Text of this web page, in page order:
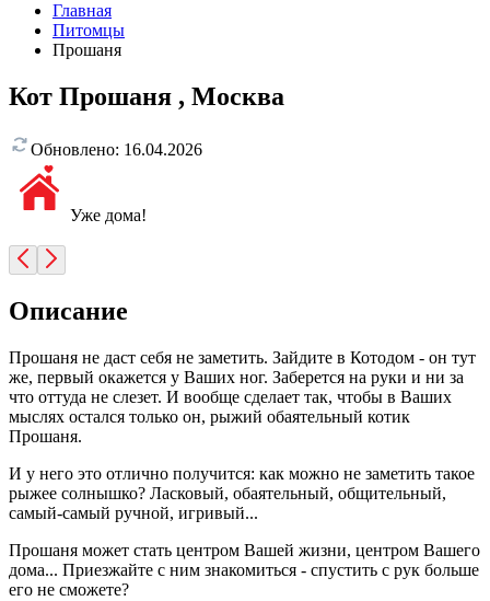
Главная
Питомцы
Прошаня
Кот Прошаня , Москва
Обновлено: 16.04.2026
Уже дома!
Описание
Прошаня не даст себя не заметить. Зайдите в Котодом - он тут
же, первый окажется у Ваших ног. Заберется на руки и ни за
что оттуда не слезет. И вообще сделает так, чтобы в Ваших
мыслях остался только он, рыжий обаятельный котик
Прошаня.
И у него это отлично получится: как можно не заметить такое
рыжее солнышко? Ласковый, обаятельный, общительный,
самый-самый ручной, игривый...
Прошаня может стать центром Вашей жизни, центром Вашего
дома... Приезжайте с ним знакомиться - спустить с рук больше
его не сможете?